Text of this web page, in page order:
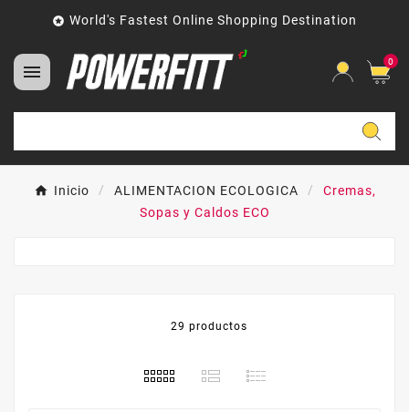
 World's Fastest Online Shopping Destination
 0
Inicio ALIMENTACION ECOLOGICA
Cremas,
Sopas y Caldos ECO
29 productos